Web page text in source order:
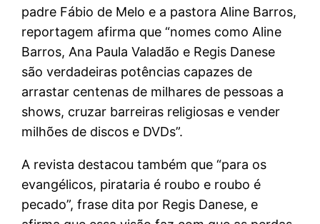
padre Fábio de Melo e a pastora Aline Barros,
reportagem afirma que “nomes como Aline
Barros, Ana Paula Valadão e Regis Danese
são verdadeiras potências capazes de
arrastar centenas de milhares de pessoas a
shows, cruzar barreiras religiosas e vender
milhões de discos e DVDs”.
A revista destacou também que “para os
evangélicos, pirataria é roubo e roubo é
pecado”, frase dita por Regis Danese, e